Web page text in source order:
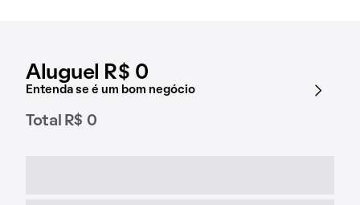
Aluguel R$ 0
Entenda se é um bom negócio
Total R$ 0